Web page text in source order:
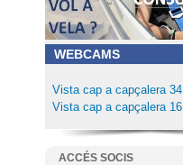
WEBCAMS
Vista cap a capçalera 34
Vista cap a capçalera 16
ACCÉS SOCIS